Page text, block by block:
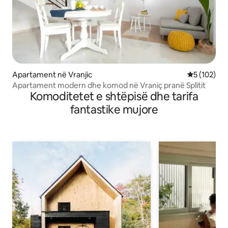
Apartament në Vranjic Vlerësimi
5 (102)
Apartament modern dhe komod në Vraniç pranë Splitit
Komoditetet e shtëpisë dhe tarifa
fantastike mujore